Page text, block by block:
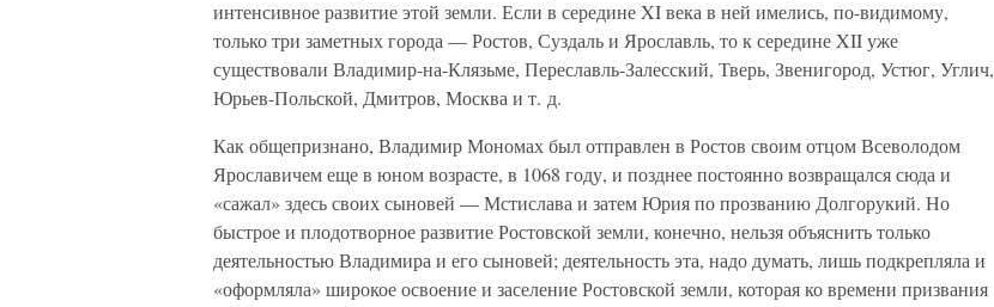
интенсивное развитие этой земли. Если в середине XI века в ней имелись, по-видимому,
только три заметных города — Ростов, Суздаль и Ярославль, то к середине XII уже
существовали Владимир-на-Клязьме, Переславль-Залесский, Тверь, Звенигород, Устюг, Углич,
Юрьев-Польской, Дмитров, Москва и т. д.
Как общепризнано, Владимир Мономах был отправлен в Ростов своим отцом Всеволодом
Ярославичем еще в юном возрасте, в 1068 году, и позднее постоянно возвращался сюда и
«сажал» здесь своих сыновей — Мстислава и затем Юрия по прозванию Долгорукий. Но
быстрое и плодотворное развитие Ростовской земли, конечно, нельзя объяснить только
деятельностью Владимира и его сыновей; деятельность эта, надо думать, лишь подкрепляла и
«оформляла» широкое освоение и заселение Ростовской земли, которая ко времени призвания